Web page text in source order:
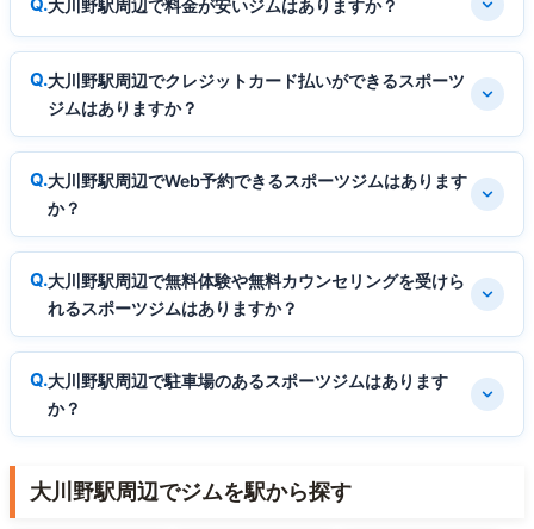
大川野駅周辺で料金が安いジムはありますか？
大川野駅周辺でクレジットカード払いができるスポーツ
ジムはありますか？
大川野駅周辺でWeb予約できるスポーツジムはあります
か？
大川野駅周辺で無料体験や無料カウンセリングを受けら
れるスポーツジムはありますか？
大川野駅周辺で駐車場のあるスポーツジムはあります
か？
大川野駅周辺でジムを駅から探す